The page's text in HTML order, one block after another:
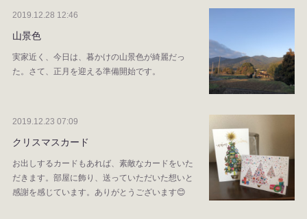
2018年あしあと
2019.12.28 12:46
山景色
実家近く、今日は、暮かけの山景色が綺麗だっ
た。さて、正月を迎える準備開始です。
2019.12.23 07:09
クリスマスカード
お出しするカードもあれば、素敵なカードをいた
だきます。部屋に飾り、送っていただいた想いと
感謝を感じています。ありがとうございます😊